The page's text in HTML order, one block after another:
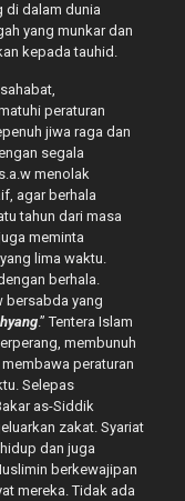
di dalam dunia
yang munkar dan
kepada tauhid.
peraturan
jiwa raga dan
segala
menolak
agar berhala
tahun dari masa
meminta
lima waktu.
berhala.
bersabda yang
.” Tentera Islam
membunuh
peraturan
Selepas
as-Siddik
zakat. Syariat
dan juga
berkewajipan
mereka. Tidak ada